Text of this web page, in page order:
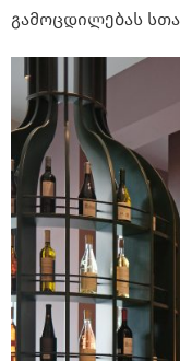
გამოცდილებას